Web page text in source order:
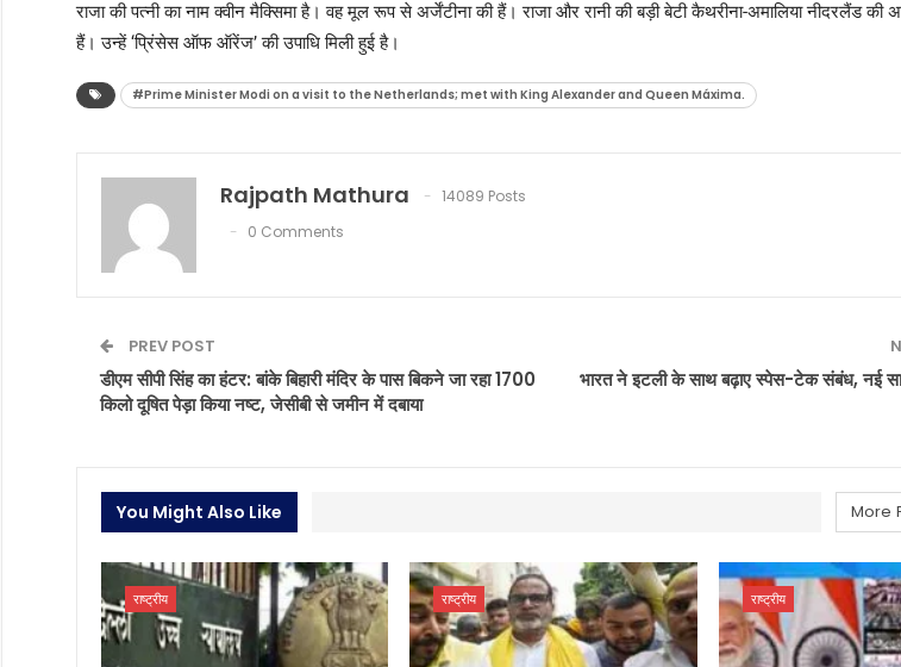
राजा की पत्नी का नाम क्वीन मैक्सिमा है। वह मूल रूप से अर्जेंटीना की हैं। राजा और रानी की बड़ी बेटी कैथरीना-अमालिया नीदरलैंड की
हैं। उन्हें ‘प्रिंसेस ऑफ ऑरेंज’ की उपाधि मिली हुई है।
#Prime Minister Modi on a visit to the Netherlands; met with King Alexander and Queen Máxima.
Rajpath Mathura
14089 Posts
0 Comments
PREV POST
डीएम सीपी सिंह का हंटर: बांके बिहारी मंदिर के पास बिकने जा रहा 1700
किलो दूषित पेड़ा किया नष्ट, जेसीबी से जमीन में दबाया
भारत ने इटली के साथ बढ़ाए स्पेस-टेक संबंध, नई
You Might Also Like More
राष्ट्रीय राष्ट्रीय राष्ट्रीय